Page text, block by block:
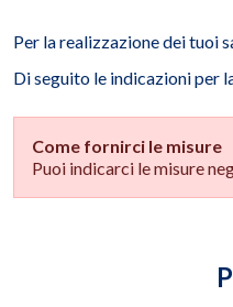
Per la realizzazione dei tuoi
Di seguito le indicazioni per
Come fornirci le misure
Puoi indicarci le misure